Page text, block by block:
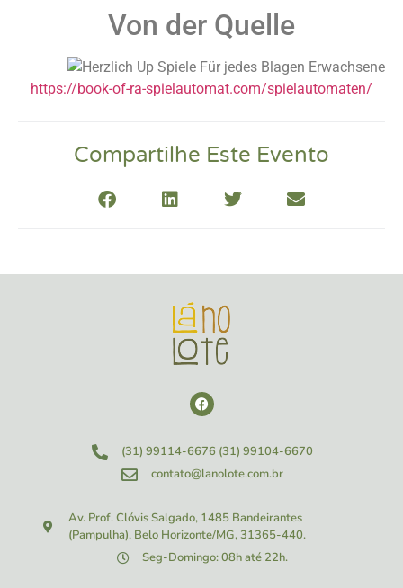
Von der Quelle
https://book-of-ra-spielautomat.com/spielautomaten/
Compartilhe Este Evento
(31) 99114-6676 (31) 99104-6670
contato@lanolote.com.br
Av. Prof. Clóvis Salgado, 1485 Bandeirantes
(Pampulha), Belo Horizonte/MG, 31365-440.
Seg-Domingo: 08h até 22h.